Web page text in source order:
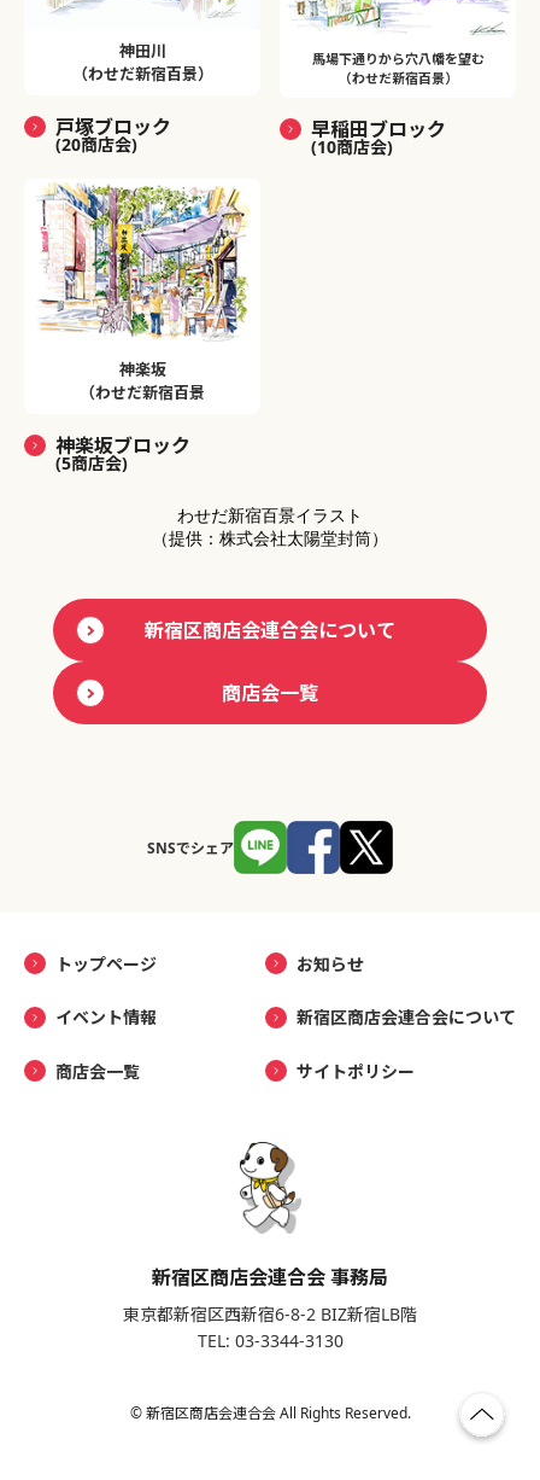
神田川
（わせだ新宿百景）
戸塚ブロック
(20商店会)
馬場下通りから穴八幡を望む
（わせだ新宿百景）
早稲田ブロック
(10商店会)
神楽坂
（わせだ新宿百景
神楽坂ブロック
(5商店会)
わせだ新宿百景イラスト
（提供：株式会社太陽堂封筒）
新宿区商店会連合会について
商店会一覧
SNSでシェア
トップページ お知らせ
イベント情報 新宿区商店会連合会について
商店会一覧 サイトポリシー
新宿区商店会連合会 事務局
東京都新宿区西新宿6-8-2 BIZ新宿LB階
TEL: 03-3344-3130
© 新宿区商店会連合会 All Rights Reserved.